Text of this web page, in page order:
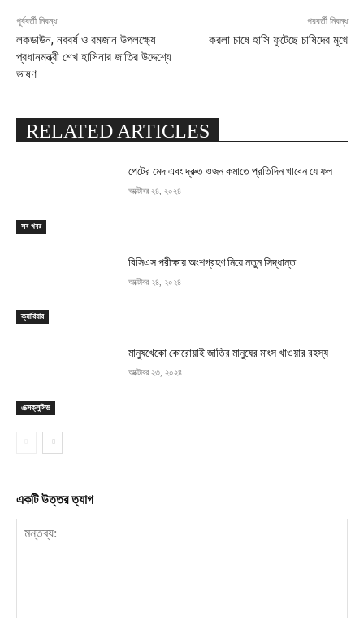
পূর্ববর্তী নিবন্ধ
লকডাউন, নববর্ষ ও রমজান উপলক্ষ্যে
প্রধানমন্ত্রী শেখ হাসিনার জাতির উদ্দেশ্যে
ভাষণ
পরবর্তী নিবন্ধ
করলা চাষে হাসি ফুটেছে চাষিদের মুখে
RELATED ARTICLES
সব খবর
পেটের মেদ এবং দ্রুত ওজন কমাতে প্রতিদিন খাবেন যে ফল
অক্টোবর ২৪, ২০২৪
ক্যারিয়ার
বিসিএস পরীক্ষায় অংশগ্রহণ নিয়ে নতুন সিদ্ধান্ত
অক্টোবর ২৪, ২০২৪
এক্সক্লুসিভ
মানুষখেকো কোরোয়াই জাতির মানুষের মাংস খাওয়ার রহস্য
অক্টোবর ২৩, ২০২৪
একটি উত্তর ত্যাগ